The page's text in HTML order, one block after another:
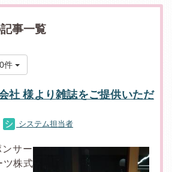
事一覧
件
社 様より雑誌をご提供いただ
システム担当者
サー
ツ株式